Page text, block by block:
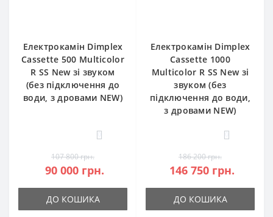
Електрокамін Dimplex
Cassette 500 Multicolor
R SS New зі звуком
(без підключення до
води, з дровами NEW)
0
107 800 грн.
90 000 грн.
ДО КОШИКА
Електрокамін Dimplex
Cassette 1000
Multicolor R SS New зі
звуком (без
підключення до води,
з дровами NEW)
0
186 200 грн.
146 750 грн.
ДО КОШИКА